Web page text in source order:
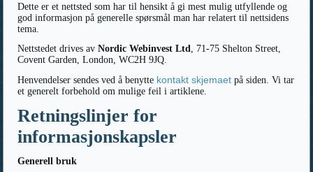
Dette er et nettsted som har til hensikt å gi mest mulig utfyllende og
god informasjon på generelle spørsmål man har relatert til nettsidens
tema.
Nettstedet drives avNordic Webinvest Ltd , 71-75 Shelton Street,
Covent Garden, London, WC2H 9JQ.
Henvendelser sendes ved å benytte kontakt skjemaet på siden. Vi tar
et generelt forbehold om mulige feil i artiklene.
Retningslinjer for
informasjonskapsler
Generell bruk